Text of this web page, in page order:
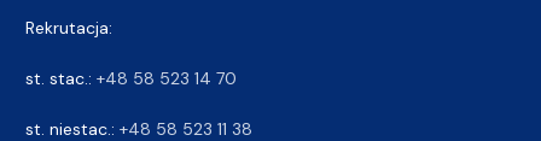
Rekrutacja:
st. stac.: +48 58 523 14 70
st. niestac.: +48 58 523 11 38